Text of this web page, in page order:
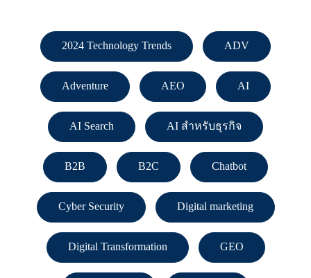
2024 Technology Trends ADV
Adventure AEO AI
AI Search AI สำหรับธุรกิจ
B2B B2C Chatbot
Cyber Security Digital marketing
Digital Transformation GEO